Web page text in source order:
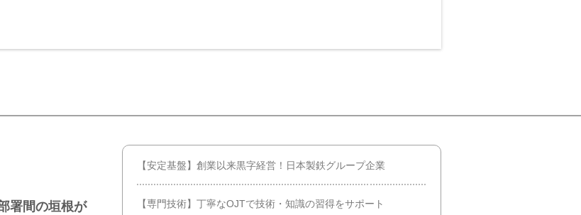
署間の垣根が
【安定基盤】創業以来黒字経営！日本製鉄グループ企業
【専門技術】丁寧なOJTで技術・知識の習得をサポート